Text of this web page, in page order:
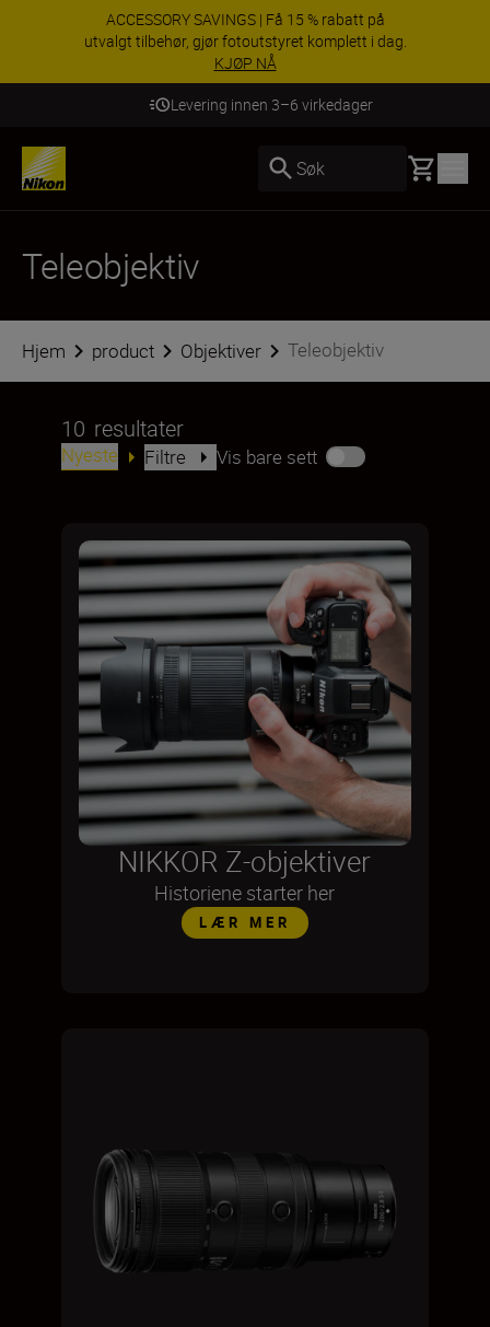
ACCESSORY SAVINGS | Få 15 % rabatt på
utvalgt tilbehør, gjør fotoutstyret komplett i dag.
KJØP NÅ
Levering innen 3–6 virkedager
Søk Basket
Teleobjektiv
Hjem product Objektiver Teleobjektiv
10 resultater
Nyeste Filtre Vis bare sett
NIKKOR Z-objektiver
Historiene starter her
LÆR MER